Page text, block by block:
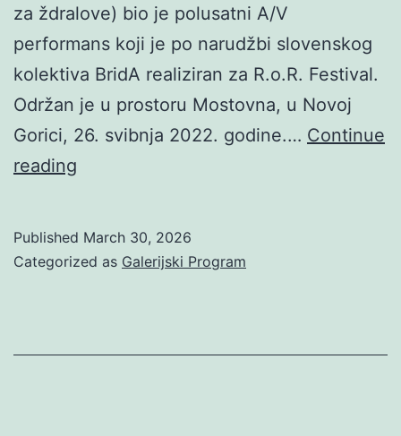
za ždralove) bio je polusatni A/V
performans koji je po narudžbi slovenskog
kolektiva BridA realiziran za R.o.R. Festival.
Održan je u prostoru Mostovna, u Novoj
Gorici, 26. svibnja 2022. godine.… Continue
reading
[RZZ-
Published March 30, 2026
Categorized as Galerijski Program